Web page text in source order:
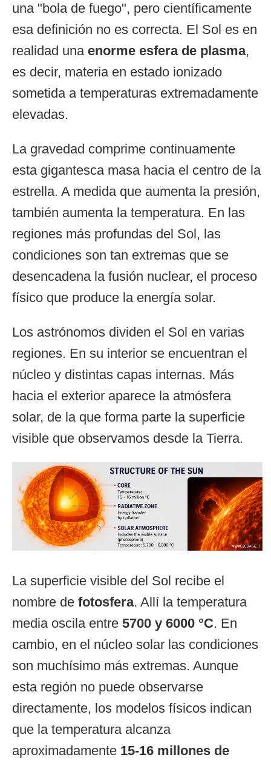
una "bola de fuego", pero científicamente
esa definición no es correcta. El Sol es en
realidad una enorme esfera de plasma,
es decir, materia en estado ionizado
sometida a temperaturas extremadamente
elevadas.
La gravedad comprime continuamente
esta gigantesca masa hacia el centro de la
estrella. A medida que aumenta la presión,
también aumenta la temperatura. En las
regiones más profundas del Sol, las
condiciones son tan extremas que se
desencadena la fusión nuclear, el proceso
físico que produce la energía solar.
Los astrónomos dividen el Sol en varias
regiones. En su interior se encuentran el
núcleo y distintas capas internas. Más
hacia el exterior aparece la atmósfera
solar, de la que forma parte la superficie
visible que observamos desde la Tierra.
La superficie visible del Sol recibe el
nombre de fotosfera. Allí la temperatura
media oscila entre 5700 y 6000 °C. En
cambio, en el núcleo solar las condiciones
son muchísimo más extremas. Aunque
esta región no puede observarse
directamente, los modelos físicos indican
que la temperatura alcanza
aproximadamente 15-16 millones de